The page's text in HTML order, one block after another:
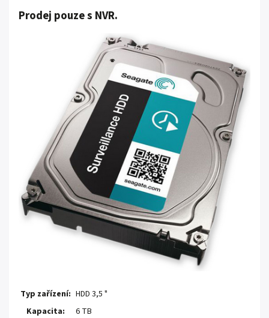
Prodej pouze s NVR.
Typ zařízení: HDD 3,5 "
Kapacita:
6 TB